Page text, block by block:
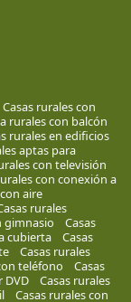
Casas rurales con
rurales con balcón
rurales en edificios
aptas para
con televisión
con conexión a
aire
rurales
gimnasio
Casas
cubierta
Casas
Casas rurales
teléfono
Casas
DVD
Casas rurales
Casas rurales con